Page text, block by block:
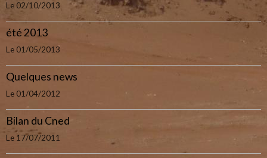
Le 02/10/2013
été 2013
Le 01/05/2013
Quelques news
Le 01/04/2012
Bilan du Cned
Le 17/07/2011